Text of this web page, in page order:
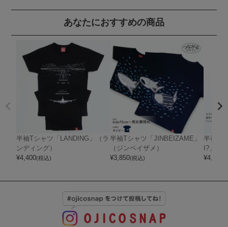
あなたにおすすめの商品
半袖Tシャツ「LANDING」（ラ
ンディング）
¥4,400(税込)
半袖Tシャツ「JINBEIZAME」
（ジンベイザメ）
¥3,850(税込)
半袖T
I?」（
¥4,400